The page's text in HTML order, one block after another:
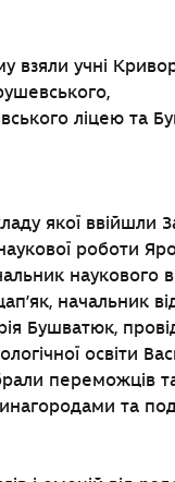
взяли учні
ліцею та
якої ввійшли
роботи
наукового
начальник
Бушватюк,
освіти
переможців
та